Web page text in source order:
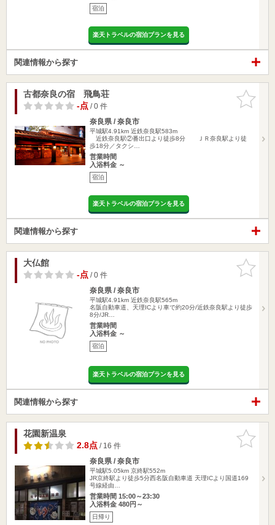
宿泊
楽天トラベルの宿泊プランを見る
関連情報から探す
お気に入
りに追加
古都奈良の宿 飛鳥荘
-点/ 0 件
奈良県 / 奈良市
平城駅4.91km 近鉄奈良駅583m
近鉄奈良駅②番出口より徒歩8分 ＪＲ奈良駅より徒
歩18分／タクシ…
営業時間
入浴料金 ～
宿泊
楽天トラベルの宿泊プランを見る
関連情報から探す
お気に入
りに追加
大仏館
-点/ 0 件
奈良県 / 奈良市
平城駅4.91km 近鉄奈良駅565m
名阪自動車道、天理ICより車で約20分/近鉄奈良駅より徒歩
8分/JR…
営業時間
入浴料金 ～
宿泊
楽天トラベルの宿泊プランを見る
関連情報から探す
お気に入
りに追加
花園新温泉
2.8点/ 16 件
奈良県 / 奈良市
平城駅5.05km 京終駅552m
JR京終駅より徒歩5分西名阪自動車道 天理ICより国道169
号線経由…
営業時間 15:00～23:30
入浴料金 480円～
日帰り